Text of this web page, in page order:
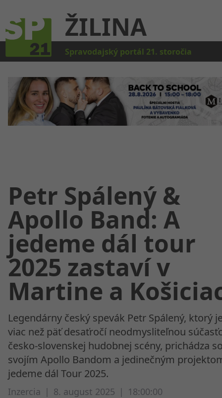
ŽILINA
Spravodajský portál 21. storočia
Petr Spálený &
Apollo Band: A
jedeme dál tour
2025 zastaví v
Martine a
Legendárny český spevák Petr Spálený, ktorý
viac než päť desaťročí neodmysliteľnou
česko-slovenskej hudobnej scény, prichádza
svojím Apollo Bandom a jedinečným
jedeme dál Tour 2025.
Inzercia | 8. august 2025 | 18:00:00